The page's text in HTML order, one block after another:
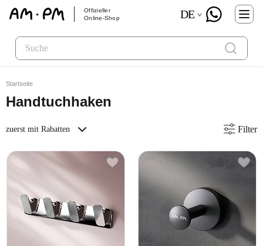
Offizieller
Online-Shop
DE
Startseite
Handtuchhaken
zuerst mit Rabatten Filter